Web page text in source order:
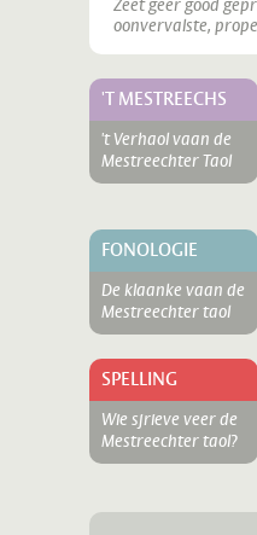
Zeet geer good
oonvervalste,
'T MESTREECHS
't Verhaol vaan de
Mestreechter Taol
FONOLOGIE
De klaanke vaan de
Mestreechter taol
SPELLING
Wie sjrieve veer de
Mestreechter taol?